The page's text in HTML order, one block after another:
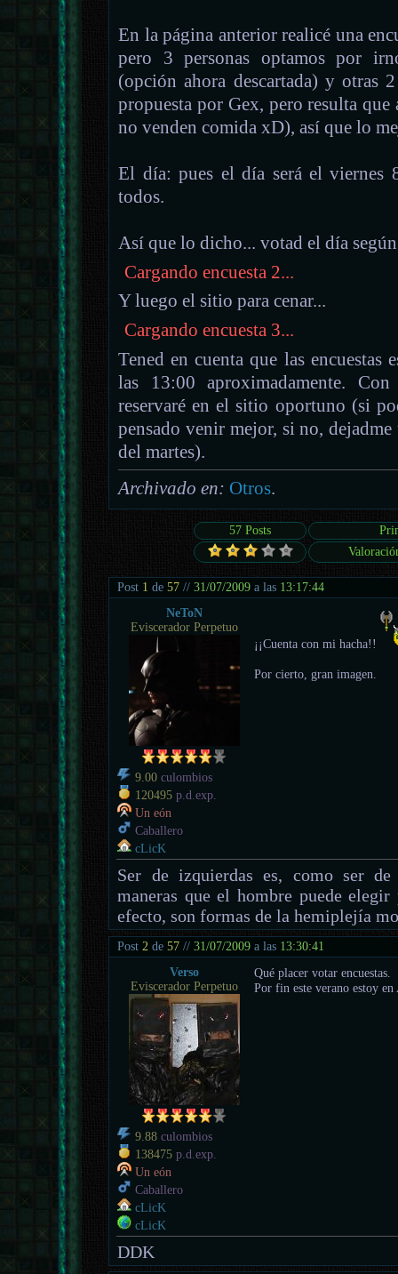
En la página anterior realicé una
pero 3 personas optamos por
(opción ahora descartada) y otras
propuesta por Gex, pero resulta
no venden comida xD), así que lo
El día: pues el día será el viernes
todos.
Así que lo dicho... votad el día
Cargando encuesta 2...
Y luego el sitio para cenar...
Cargando encuesta 3...
Tened en cuenta que las encuestas
las 13:00 aproximadamente.
reservaré en el sitio oportuno (si
pensado venir mejor, si no,
del martes).
Archivado en: Otros.
57 Posts
Post 1 de57 //31/07/2009 a las 13:17:44
NeToN
Eviscerador Perpetuo
9.00 culombios
120495 p.d.exp.
Un eón
Caballero
cLicK
¡¡Cuenta con mi hacha!!
Por cierto, gran imagen.
Ser de izquierdas es, como ser
maneras que el hombre puede
efecto, son formas de la hemiplejía
Post 2 de57 //31/07/2009 a las 13:30:41
Verso
Eviscerador Perpetuo
9.88 culombios
138475 p.d.exp.
Un eón
Caballero
cLicK
cLicK
Qué placer votar encuestas.
Por fin este verano estoy
DDK